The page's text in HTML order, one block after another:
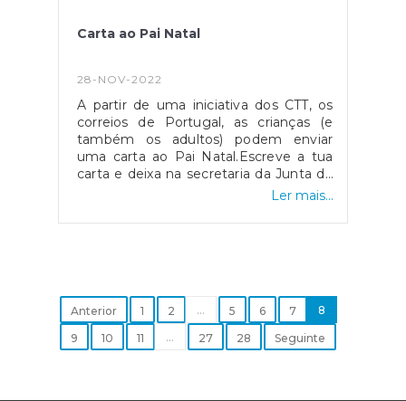
#canalvivaentretenimento
Carta ao Pai Natal
28-NOV-2022
A partir de uma iniciativa dos CTT, os
correios de Portugal, as crianças (e
também os adultos) podem enviar
uma carta ao Pai Natal.Escreve a tua
carta e deixa na secretaria da Junta de
Freguesia de Cristelo - Barcelos.A partir
entregar.Nós tratamos do
Ler mais...
Anterior 1 2 ... 5 6 7 8
9 10 11 ... 27 28 Seguinte